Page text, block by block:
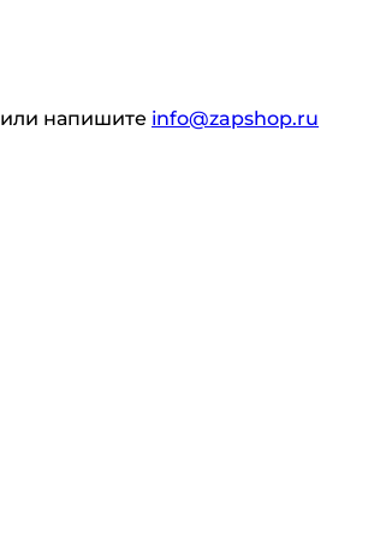
или напишите info@zapshop.ru